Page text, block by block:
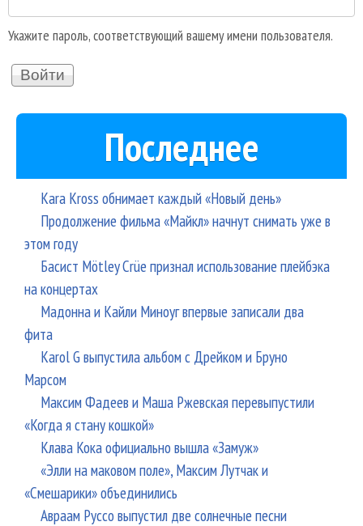
Укажите пароль, соответствующий вашему имени пользователя.
Последнее
Kara Kross обнимает каждый «Новый день»
Продолжение фильма «Майкл» начнут снимать уже в
этом году
Басист Mötley Crüe признал использование плейбэка
на концертах
Мадонна и Кайли Миноуг впервые записали два
фита
Karol G выпустила альбом с Дрейком и Бруно
Марсом
Максим Фадеев и Маша Ржевская перевыпустили
«Когда я стану кошкой»
Клава Кока официально вышла «Замуж»
«Элли на маковом поле», Максим Лутчак и
«Смешарики» объединились
Авраам Руссо выпустил две солнечные песни